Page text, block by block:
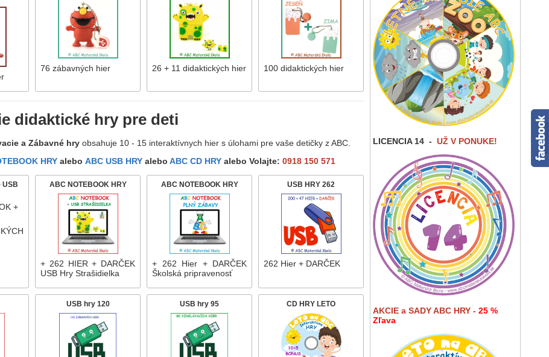
LICENCIA 14 - UŽ V PONUKE!
AKCIE a SADY ABC HRY - 25 %
Zľava
76 zábavných hier 26 + 11 didaktických hier 100 didaktických hier
didaktické hry pre deti
a Zábavné hry obsahuje 10 - 15 interaktívnych hier s úlohami pre vaše detičky z ABC.
HRY alebo ABC USB HRY alebo ABC CD HRY alebo Volajte: 0918 150 571
USB
ABC NOTEBOOK HRY
+ 262 HIER + DARČEK
USB Hry Strašidielka
ABC NOTEBOOK HRY
+ 262 Hier + DARČEK
Školská pripravenosť
USB HRY 262
262 Hier + DARČEK
USB hry 120 USB hry 95 CD HRY LETO